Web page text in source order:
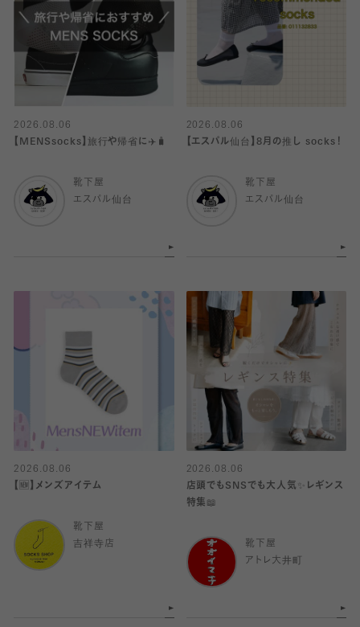
2026.08.06
【MENSsocks】旅行や帰省に✈️🧳
靴下屋
エスパル仙台
2026.08.06
【エスパル仙台】8月の推し socks！
靴下屋
エスパル仙台
2026.08.06
【🆕】メンズアイテム
靴下屋
吉祥寺店
2026.08.06
店頭でもSNSでも大人気✨レギンス
特集📖
靴下屋
アトレ大井町